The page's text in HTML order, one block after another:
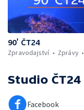
90’ ČT24
Zpravodajství
Zprávy
Studio ČT24
Facebook